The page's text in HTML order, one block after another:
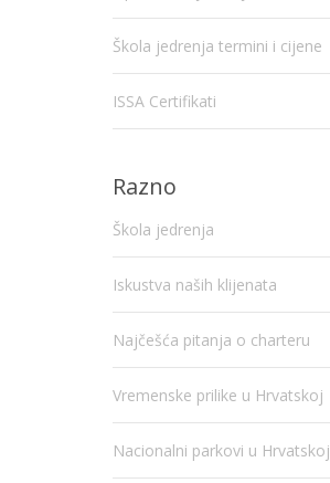
Škola jedrenja termini i cijene
ISSA Certifikati
Razno
Škola jedrenja
Iskustva naših klijenata
Najčešća pitanja o charteru
Vremenske prilike u Hrvatskoj
Nacionalni parkovi u Hrvatskoj